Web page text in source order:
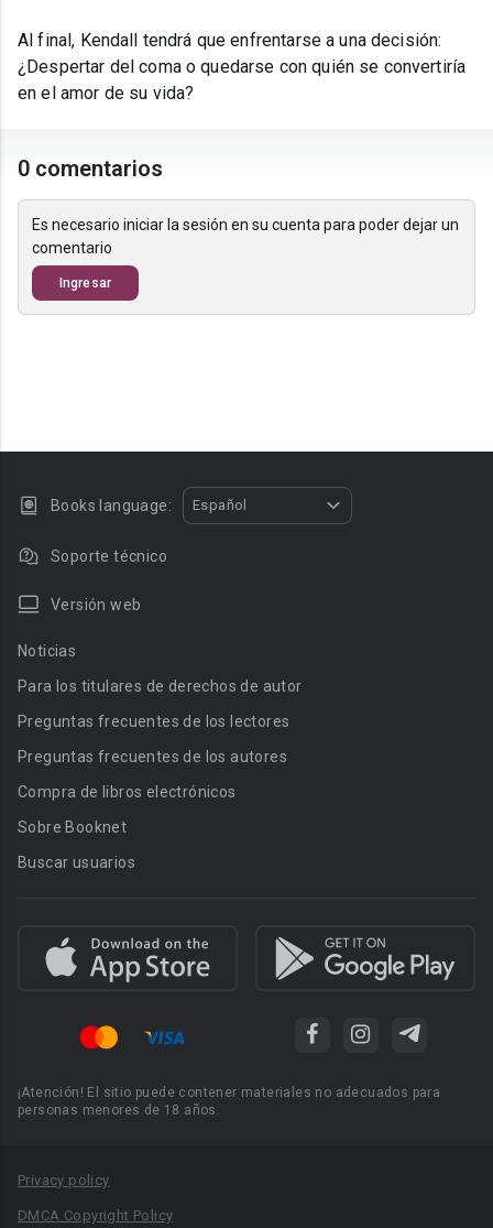
Al final, Kendall tendrá que enfrentarse a una decisión:
¿Despertar del coma o quedarse con quién se convertiría
en el amor de su vida?
0 comentarios
Es necesario iniciar la sesión en su cuenta para poder dejar un
comentario
Ingresar
Books language: Español
Soporte técnico
Versión web
Noticias
Para los titulares de derechos de autor
Preguntas frecuentes de los lectores
Preguntas frecuentes de los autores
Compra de libros electrónicos
Sobre Booknet
Buscar usuarios
¡Atención! El sitio puede contener materiales no adecuados para
personas menores de 18 años.
Privacy policy
DMCA Copyright Policy